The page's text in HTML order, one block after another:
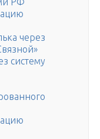
через
систему